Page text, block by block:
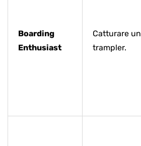
Boarding
Enthusiast
Catturare un
trampler.